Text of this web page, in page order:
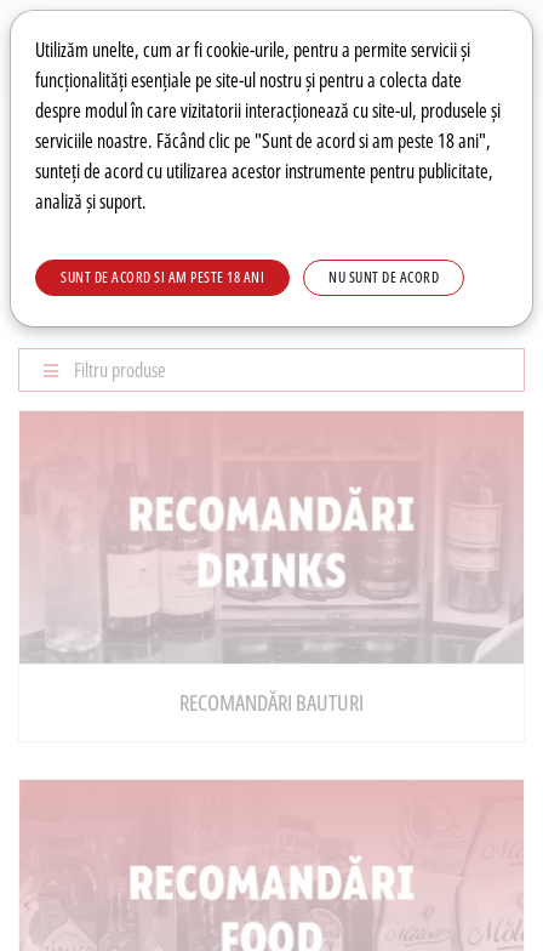
Preferințe pentru cookie-uri
Utilizăm unelte, cum ar fi cookie-urile, pentru a permite servicii și
funcționalități esențiale pe site-ul nostru și pentru a colecta date
despre modul în care vizitatorii interacționează cu site-ul, produsele și
serviciile noastre. Făcând clic pe "Sunt de acord si am peste 18 ani",
sunteți de acord cu utilizarea acestor instrumente pentru publicitate,
analiză și suport.
SUNT DE ACORD SI AM PESTE 18 ANI NU SUNT DE ACORD
Wishlist Autentificare
RECOMANDĂRI
Filtru produse
RECOMANDĂRI BAUTURI